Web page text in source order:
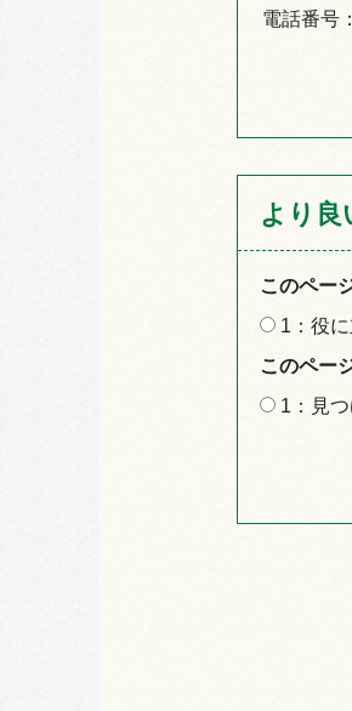
電話番号
より
このペー
1：役
このペー
1：見